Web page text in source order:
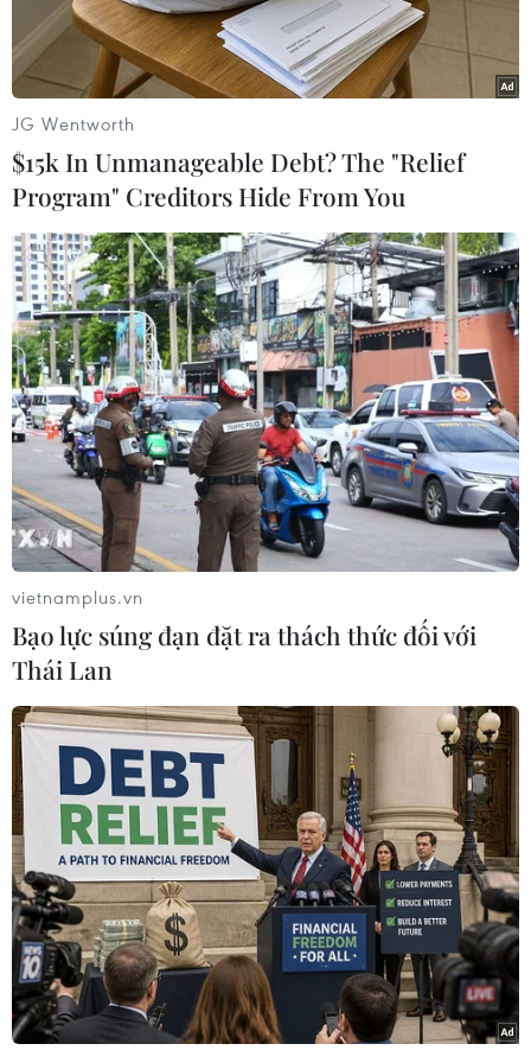
phản đối.
Toàn cảnh giếng khí đốt Bovanenkovo ở bán đảo Yamal, vùng
Tây Bắc Siberia thuộc Nga. (Ảnh: AFP/TTXVN)
Ngày 9/12, hãng CTK đưa tin Séc - nước hiện giữ
chức Chủ tịch luân phiên Liên minh châu Âu
(EU), cho biết EU sẽ thảo luận đề xuất mới về giá
trần khí đốt trước khi tiến hành hội nghị bất
thường của các bộ trưởng năng lượng khối ngày
13/12 tới.
Theo đề xuất mới nhất của Séc, mức giá trần khí
đốt sẽ là 220 euro/MWh, thay vì 275 euro/MWh
như dự kiến trước đây của Ủy ban châu Âu.
Tuy nhiên, theo CTK, đề xuất của Séc không
nhận được sự ủng hộ đầy đủ của các nước
thành viên EU và đã được sửa đổi.
Cùng ngày 9/12, 26 quốc gia EU khác đã gửi một
đề xuất thỏa hiệp về các thông số của trần giá,
được cho là sẽ đáp ứng yêu cầu của một số quốc
gia vẫn đang lên tiếng phản đối.
Các nguồn tin ngoại giao cho biết đề xuất chung
JG Wentworth
$15k In Unmanageable Debt? The "Relief
Program" Creditors Hide From You
vietnamplus.vn
Bạo lực súng đạn đặt ra thách thức đối với
Thái Lan